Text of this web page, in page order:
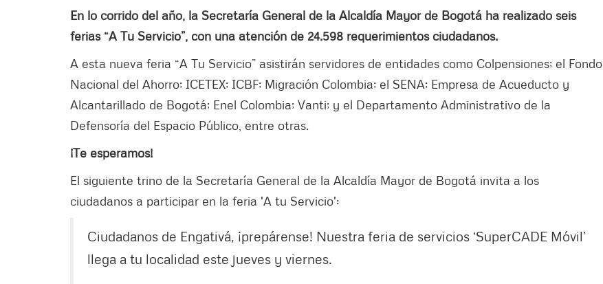
En lo corrido del año, la Secretaría General de la Alcaldía Mayor de Bogotá ha realizado seis
ferias “A Tu Servicio”, con una atención de 24.598 requerimientos ciudadanos.
A esta nueva feria “A Tu Servicio” asistirán servidores de entidades como Colpensiones; el Fondo
Nacional del Ahorro; ICETEX; ICBF; Migración Colombia; el SENA; Empresa de Acueducto y
Alcantarillado de Bogotá; Enel Colombia; Vanti; y el Departamento Administrativo de la
Defensoría del Espacio Público, entre otras.
¡Te esperamos!
El siguiente trino de la Secretaría General de la Alcaldía Mayor de Bogotá invita a los
ciudadanos a participar en la feria 'A tu Servicio':
Ciudadanos de Engativá, ¡prepárense! Nuestra feria de servicios ‘SuperCADE Móvil’
llega a tu localidad este jueves y viernes.